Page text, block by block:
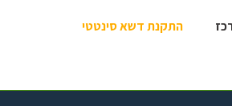
התקנת דשא סינטטי